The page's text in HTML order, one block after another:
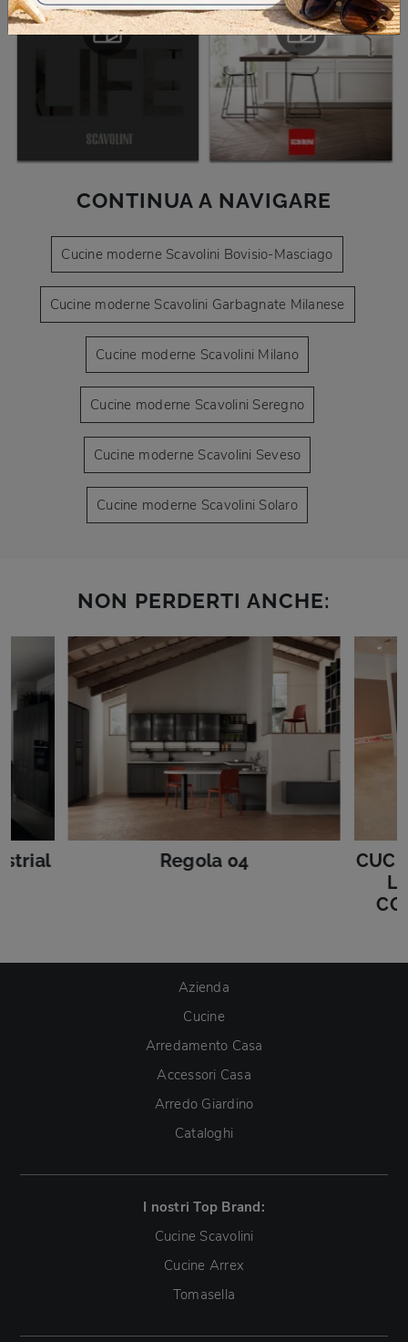
CONTINUA A NAVIGARE
Cucine moderne Scavolini Bovisio-Masciago
Cucine moderne Scavolini Garbagnate Milanese
Cucine moderne Scavolini Milano
Cucine moderne Scavolini Seregno
Cucine moderne Scavolini Seveso
Cucine moderne Scavolini Solaro
NON PERDERTI ANCHE:
Regola 04
Azienda
Cucine
Arredamento Casa
Accessori Casa
Arredo Giardino
Cataloghi
I nostri Top Brand:
Cucine Scavolini
Cucine Arrex
Tomasella